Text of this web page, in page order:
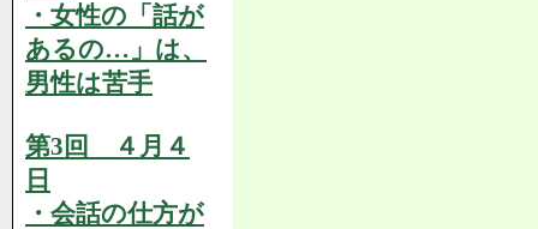
・女性の「話が
あるの…」は、
男性は苦手
第3回 ４月４
日
・会話の仕方が